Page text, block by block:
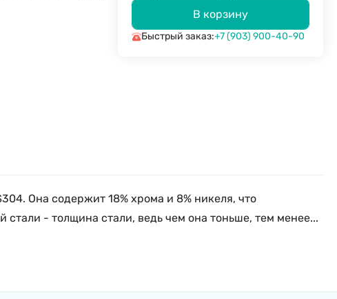
В корзину
Быстрый заказ:+7 (903) 900-40-90
Она содержит 18% хрома и 8% никеля, что
- толщина стали, ведь чем она тоньше, тем менее...